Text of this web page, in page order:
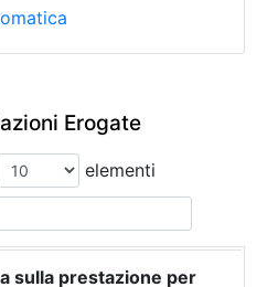
Erogate
elementi
sulla prestazione per